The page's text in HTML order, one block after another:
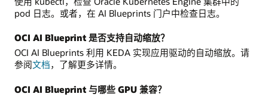
pod 日志。或者，在 AI Blueprints 门户中检查日志。
OCI AI Blueprint 是否支持自动缩放？
OCI AI Blueprints 利用 KEDA 实现应用驱动的自动缩放。请
参阅文档，了解更多详情。
OCI AI Blueprint 与哪些 GPU 兼容？